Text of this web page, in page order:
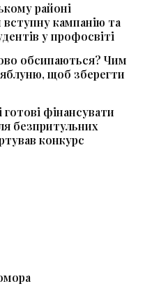
районі
кампанію та
у профосвіті
обсипаються? Чим
щоб зберегти
фінансувати
безпритульних
конкурс